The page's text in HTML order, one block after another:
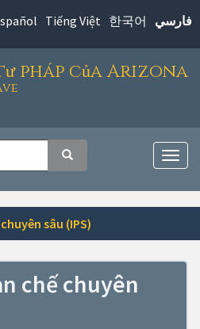
Tiếng Việt 한국어 فارسي
pháp của Arizona
Tìm kiếm
sâu (IPS)
chế chuyên